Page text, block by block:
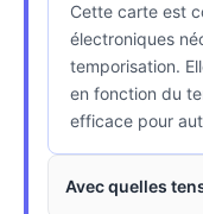
Cette carte est
électroniques
temporisation.
en fonction du
efficace pour
Avec quelles